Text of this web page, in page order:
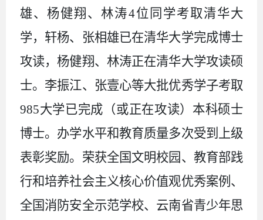
雄、杨健翔、林涛4位同学考取清华大
学，轩杨、张相雄已在清华大学完成博士
攻读，杨健翔、林涛正在清华大学攻读硕
士。李振江、张壹心等大批优秀学子考取
985大学已完成（或正在攻读）本科硕士
博士。办学水平和教育质量多次受到上级
表彰奖励。荣获全国文明校园、教育部践
行和培养社会主义核心价值观优秀案例、
全国消防安全示范学校、云南省青少年思